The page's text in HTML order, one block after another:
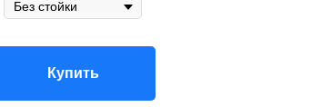
Купить